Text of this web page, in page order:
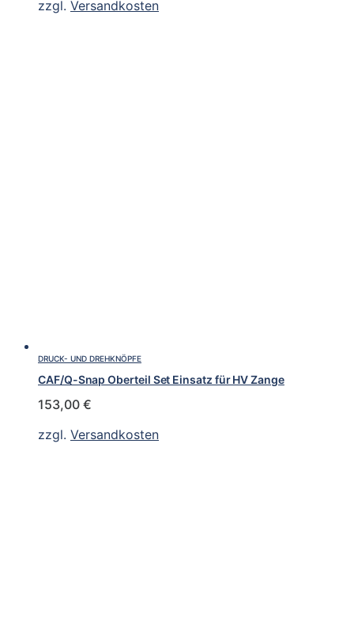
zzgl. Versandkosten
DRUCK- UND DREHKNÖPFE
CAF/Q-Snap Oberteil Set Einsatz für HV Zange
153,00 €
zzgl. Versandkosten